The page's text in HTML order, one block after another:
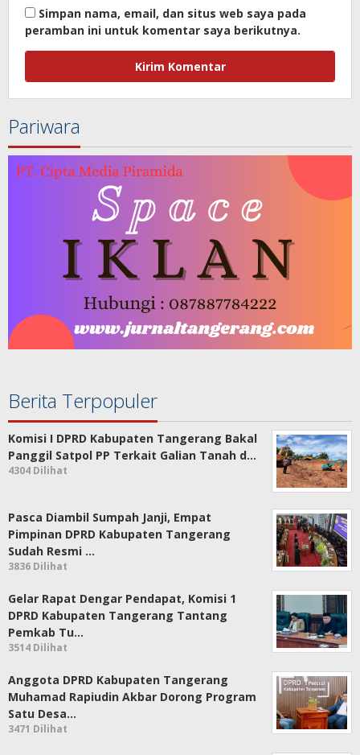
Simpan nama, email, dan situs web saya pada
peramban ini untuk komentar saya berikutnya.
Pariwara
Berita Terpopuler
Komisi I DPRD Kabupaten Tangerang Bakal
Panggil Satpol PP Terkait Galian Tanah d…
4304 Dilihat
Pasca Diambil Sumpah Janji, Empat
Pimpinan DPRD Kabupaten Tangerang
Sudah Resmi …
3836 Dilihat
Gelar Rapat Dengar Pendapat, Komisi 1
DPRD Kabupaten Tangerang Tantang
Pemkab Tu…
3514 Dilihat
Anggota DPRD Kabupaten Tangerang
Muhamad Rapiudin Akbar Dorong Program
Satu Desa…
3471 Dilihat